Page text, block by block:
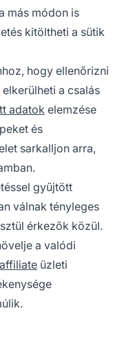
más módon is
kitöltheti a sütik
hogy ellenőrizni
a csalás
adatok elemzése
és
sarkalljon arra,
gyűjtött
válnak tényleges
érkezők közül.
a valódi
üzleti